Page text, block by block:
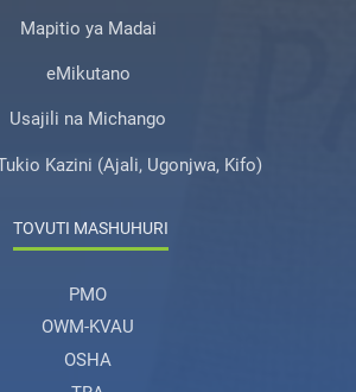
Mapitio ya Madai
eMikutano
Usajili na Michango
Kazini (Ajali, Ugonjwa, Kifo)
TOVUTI MASHUHURI
PMO
OWM-KVAU
OSHA